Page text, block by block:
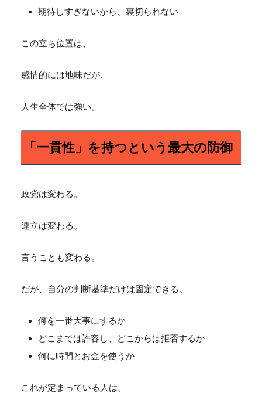
期待しすぎないから、裏切られない
この立ち位置は、
感情的には地味だが、
人生全体では強い。
「一貫性」を持つという最大の防御
政党は変わる。
連立は変わる。
言うことも変わる。
だが、自分の判断基準だけは固定できる。
何を一番大事にするか
どこまでは許容し、どこからは拒否するか
何に時間とお金を使うか
これが定まっている人は、